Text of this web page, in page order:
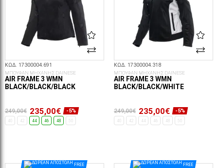
ΚΩΔ. 17300004.691
ΜΠΟΥΦΑΝ ΜΗΧΑΝΗΣ DAINESE
AIR FRAME 3 WMN
BLACK/BLACK/BLACK
249,00€ 235,00€ -5%
40 42 44 46 48 50
ΚΩΔ. 17300004.318
ΜΠΟΥΦΑΝ ΜΗΧΑΝΗΣ DAINESE
AIR FRAME 3 WMN
BLACK/BLACK/WHITE
249,00€ 235,00€ -5%
40 42 44 46 48 50
FREE FREE